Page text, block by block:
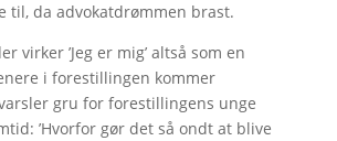
til, da advokatdrømmen brast.
virker ’Jeg er mig’ altså som en
i forestillingen kommer
gru for forestillingens unge
’Hvorfor gør det så ondt at blive